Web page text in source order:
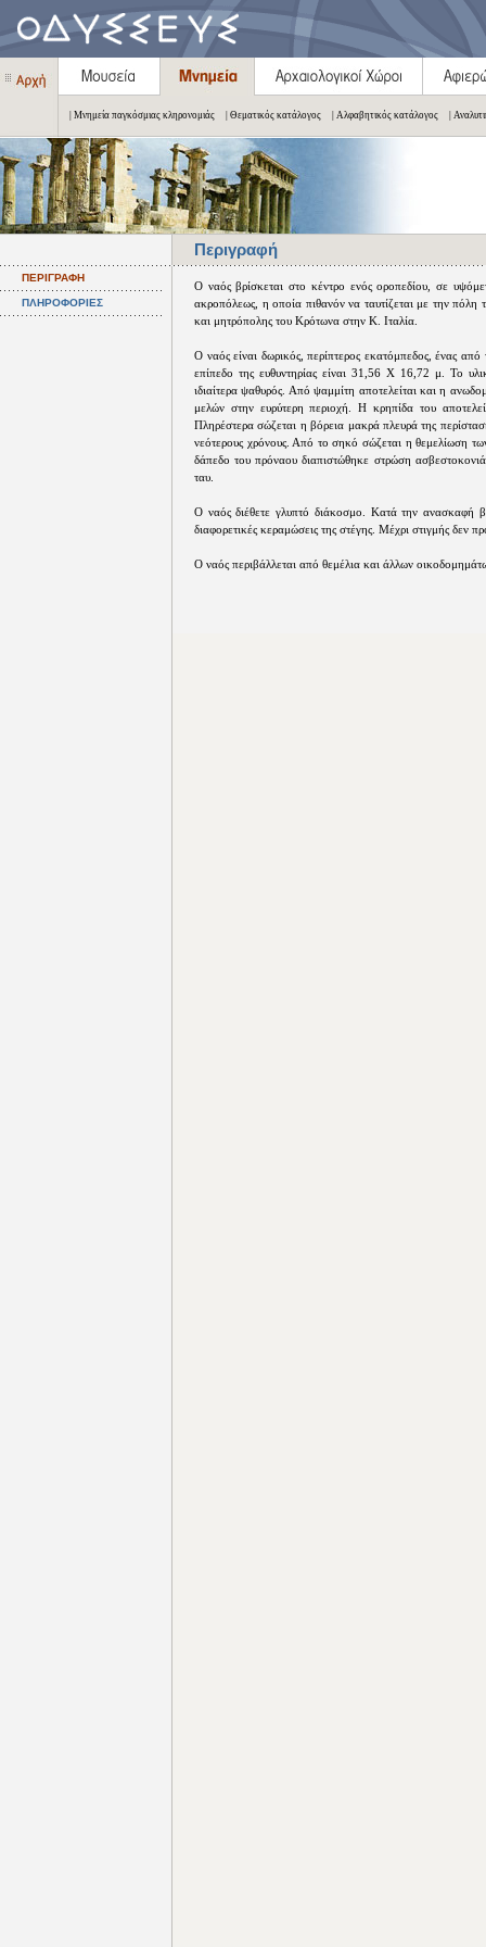
| Μνημεία παγκόσμιας κληρονομιάς | Θεματικός κατάλογος | Αλφαβητικός κατάλογος |
Περιγραφή
ΠΕΡΙΓΡΑΦΗ
ΠΛΗΡΟΦΟΡΙΕΣ
Ο ναός βρίσκεται στο κέντρο ενός οροπεδίου, σε
ακροπόλεως, η οποία πιθανόν να ταυτίζεται με την
και μητρόπολης του Κρότωνα στην Κ. Ιταλία.
Ο ναός είναι δωρικός, περίπτερος εκατόμπεδος, ένας
επίπεδο της ευθυντηρίας είναι 31,56 Χ 16,72 μ. Το
ιδιαίτερα ψαθυρός. Από ψαμμίτη αποτελείται και η
μελών στην ευρύτερη περιοχή. Η κρηπίδα του
Πληρέστερα σώζεται η βόρεια μακρά πλευρά της
νεότερους χρόνους. Από το σηκό σώζεται η θεμελίωση
δάπεδο του πρόναου διαπιστώθηκε στρώση
ταυ.
Ο ναός διέθετε γλυπτό διάκοσμο. Κατά την ανασκαφή
διαφορετικές κεραμώσεις της στέγης. Μέχρι στιγμής δεν
Ο ναός περιβάλλεται από θεμέλια και άλλων